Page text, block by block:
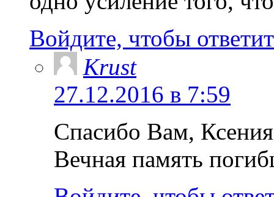
Войдите, чтобы
Krust
27.12.2016 в 7:59
Спасибо Вам,
Вечная память